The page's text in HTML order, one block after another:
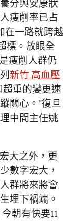
分與安康狀
瘦削率已占
在一路就跨越
標。放眼全
瘦削人群仍
新竹 高血壓
超重的變更速
關心。”復旦
中間主任姚
大之外，更
數字宏大，
群將來將會
埋下禍端。
朝有快要11